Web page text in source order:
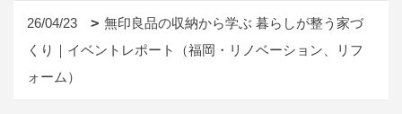
26/04/23
無印良品の収納から学ぶ 暮らしが整う家づ
くり｜イベントレポート（福岡・リノベーション、リフ
ォーム）